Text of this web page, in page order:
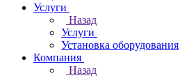
Услуги
Назад
Услуги
Установка оборудования
Компания
Назад